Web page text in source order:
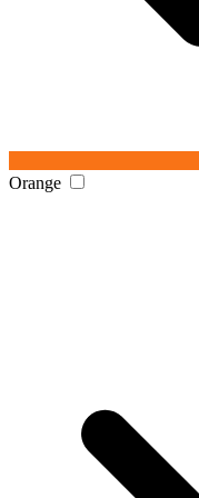
Orange